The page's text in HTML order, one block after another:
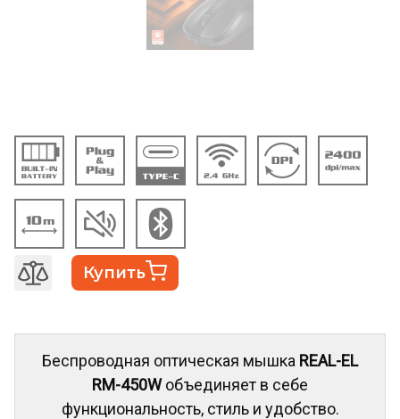
Купить
Беспроводная оптическая мышка REAL-EL
RM-450Wобъединяет в себе
функциональность, стиль и удобство.